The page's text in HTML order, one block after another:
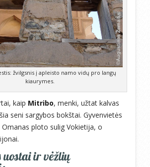
žvilgsnis į apleisto namo vidų pro langų
kiaurymes.
kaip Mitribo, menki, užtat kalvas
seni sargybos bokštai. Gyvenvietės
ploto sulig Vokietija, o
ir vėžlių